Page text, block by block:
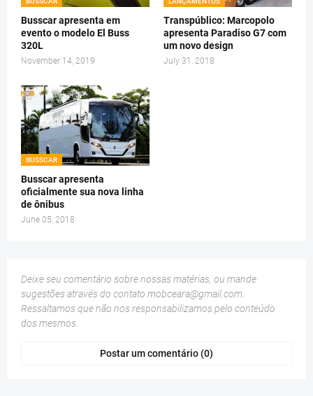
Busscar apresenta em
evento o modelo El Buss
320L
November 14, 2019
Transpúblico: Marcopolo
apresenta Paradiso G7 com
um novo design
July 31, 2018
BUSSCAR
Busscar apresenta
oficialmente sua nova linha
de ônibus
June 05, 2018
Deixe seu comentário sobre nossas matérias, ou mande
sugestões através do contato mobceara@gmail.com
Ressaltamos que não nos responsabilizamos pelo conteúdo
dos mesmos.
Postar um comentário (0)